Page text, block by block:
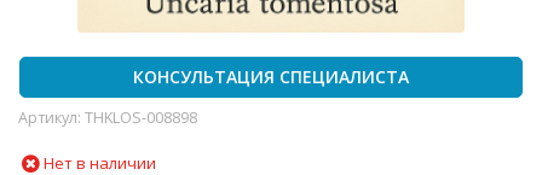
КОНСУЛЬТАЦИЯ СПЕЦИАЛИСТА
Артикул: THKLOS-008898
Нет в наличии